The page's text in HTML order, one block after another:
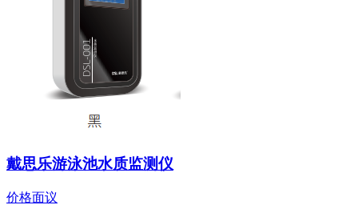
戴思乐游泳池水质监测仪
价格面议